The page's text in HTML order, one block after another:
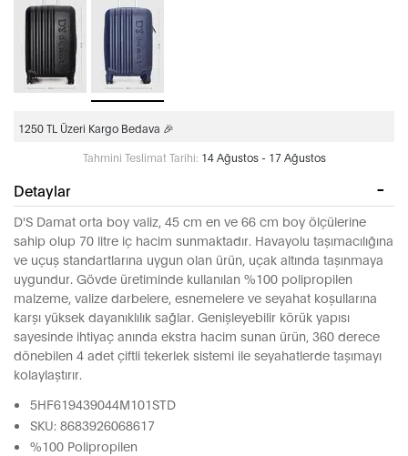
1250 TL Üzeri Kargo Bedava 🎉
Tahmini Teslimat Tarihi: 14 Ağustos - 17 Ağustos
Detaylar
D'S Damat orta boy valiz, 45 cm en ve 66 cm boy ölçülerine
sahip olup 70 litre iç hacim sunmaktadır. Havayolu taşımacılığına
ve uçuş standartlarına uygun olan ürün, uçak altında taşınmaya
uygundur. Gövde üretiminde kullanılan %100 polipropilen
malzeme, valize darbelere, esnemelere ve seyahat koşullarına
karşı yüksek dayanıklılık sağlar. Genişleyebilir körük yapısı
sayesinde ihtiyaç anında ekstra hacim sunan ürün, 360 derece
dönebilen 4 adet çiftli tekerlek sistemi ile seyahatlerde taşımayı
kolaylaştırır.
5HF619439044M101STD
SKU: 8683926068617
%100 Polipropilen